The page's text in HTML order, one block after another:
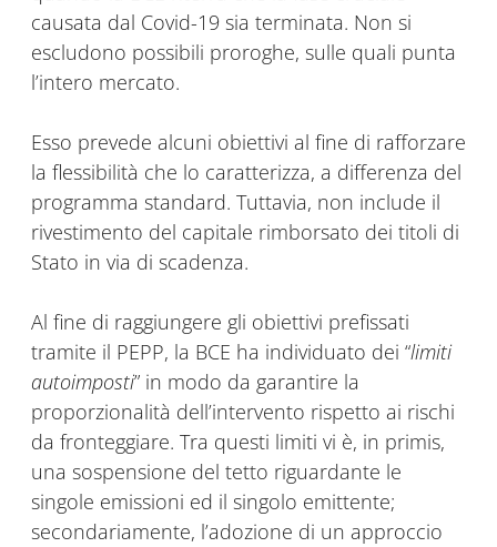
causata dal Covid-19 sia terminata. Non si
escludono possibili proroghe, sulle quali punta
l’intero mercato.
Esso prevede alcuni obiettivi al fine di rafforzare
la flessibilità che lo caratterizza, a differenza del
programma standard. Tuttavia, non include il
rivestimento del capitale rimborsato dei titoli di
Stato in via di scadenza.
Al fine di raggiungere gli obiettivi prefissati
tramite il PEPP, la BCE ha individuato dei “limiti
autoimposti” in modo da garantire la
proporzionalità dell’intervento rispetto ai rischi
da fronteggiare. Tra questi limiti vi è, in primis,
una sospensione del tetto riguardante le
singole emissioni ed il singolo emittente;
secondariamente, l’adozione di un approccio